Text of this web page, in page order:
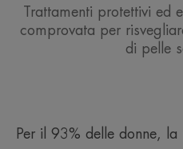
Trattamenti protettivi ed
comprovata per
di pelle
Per il 93% delle donne,